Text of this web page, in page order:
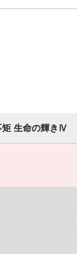
矩 生命の輝きⅣ